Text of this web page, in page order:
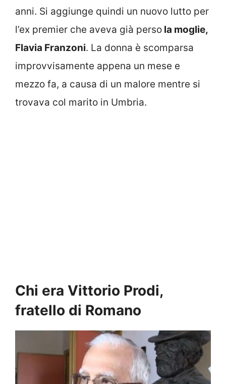
anni. Si aggiunge quindi un nuovo lutto per
l’ex premier che aveva già perso la moglie,
Flavia Franzoni. La donna è scomparsa
improvvisamente appena un mese e
mezzo fa, a causa di un malore mentre si
trovava col marito in Umbria.
Chi era Vittorio Prodi,
fratello di Romano